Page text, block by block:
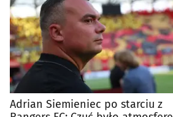
Adrian Siemieniec po starciu z